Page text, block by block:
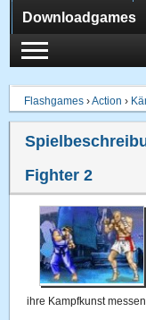
Downloadgames
Flashgames ›Action ›
Fighter 2
ihre Kampfkunst